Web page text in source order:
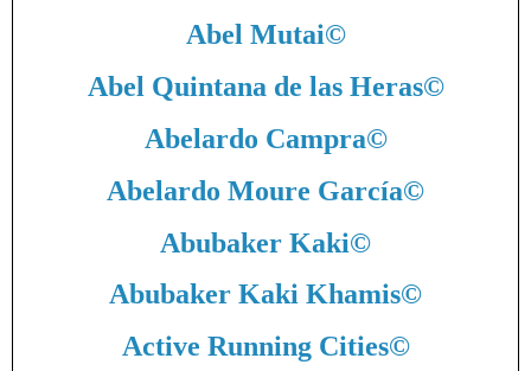
Abel Mutai©
Abel Quintana de las Heras©
Abelardo Campra©
Abelardo Moure García©
Abubaker Kaki©
Abubaker Kaki Khamis©
Active Running Cities©